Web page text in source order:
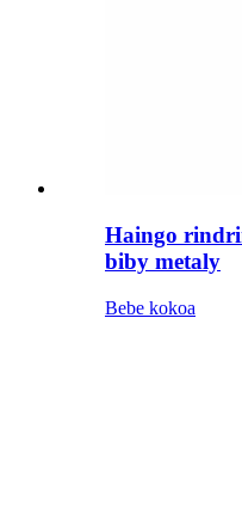
Haingo
biby metaly
Bebe kokoa